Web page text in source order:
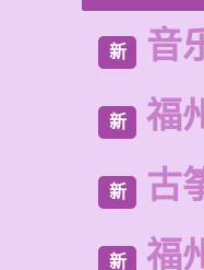
新 音
新 福
新 古
新 福